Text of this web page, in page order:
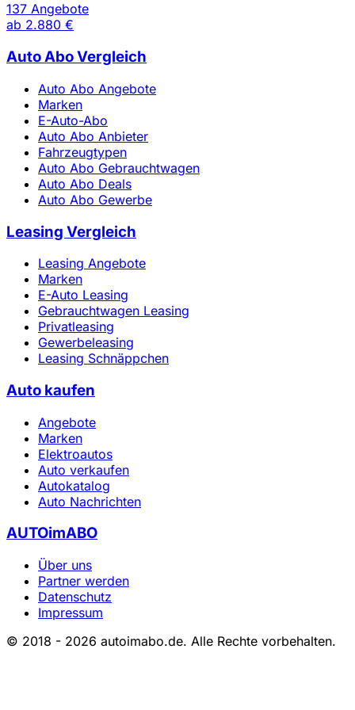
137 Angebote
ab 2.880 €
Auto Abo Vergleich
Auto Abo Angebote
Marken
E-Auto-Abo
Auto Abo Anbieter
Fahrzeugtypen
Auto Abo Gebrauchtwagen
Auto Abo Deals
Auto Abo Gewerbe
Leasing Vergleich
Leasing Angebote
Marken
E-Auto Leasing
Gebrauchtwagen Leasing
Privatleasing
Gewerbeleasing
Leasing Schnäppchen
Auto kaufen
Angebote
Marken
Elektroautos
Auto verkaufen
Autokatalog
Auto Nachrichten
AUTOimABO
Über uns
Partner werden
Datenschutz
Impressum
© 2018 - 2026 autoimabo.de. Alle Rechte vorbehalten.